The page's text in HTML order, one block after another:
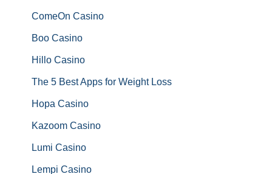
ComeOn Casino
Boo Casino
Hillo Casino
The 5 Best Apps for Weight Loss
Hopa Casino
Kazoom Casino
Lumi Casino
Lempi Casino